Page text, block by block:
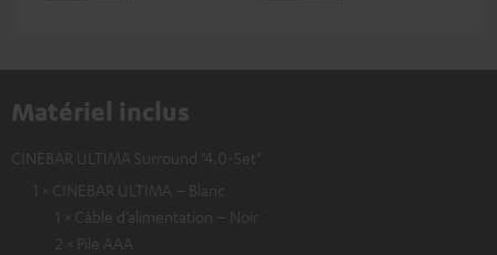
Matériel inclus
CINEBAR ULTIMA Surround "4.0-Set"
1 × CINEBAR ULTIMA – Blanc
1 × Câble d’alimentation – Noir
2 × Pile AAA